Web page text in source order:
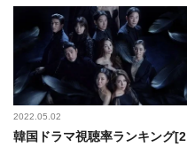
2022.05.02
韓国ドラマ視聴率ランキング[2